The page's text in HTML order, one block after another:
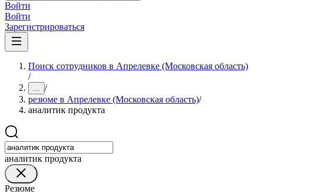
Войти
Войти
Зарегистрироваться
Поиск сотрудников в Апрелевке (Московская область)
/
... /
резюме в Апрелевке (Московская область)/
аналитик продукта
аналитик продукта
Резюме